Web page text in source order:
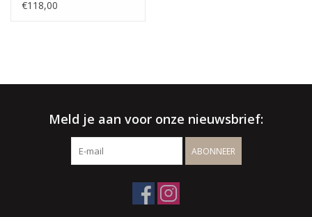
€118,00
Meld je aan voor onze nieuwsbrief:
ABONNEER